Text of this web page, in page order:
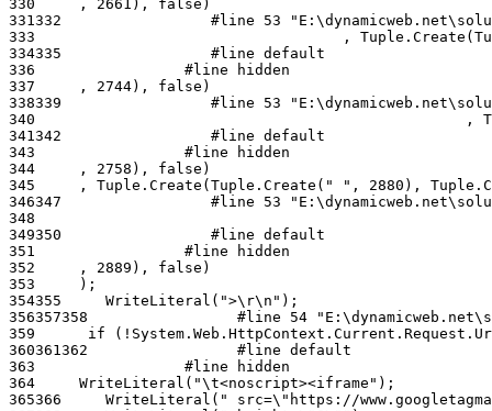
330
331332
333
334335
336
337
338339
340
341342
343
344
345
346347
348
349350
351
352
353
354355
356357358
359
360361362
363
364
365366